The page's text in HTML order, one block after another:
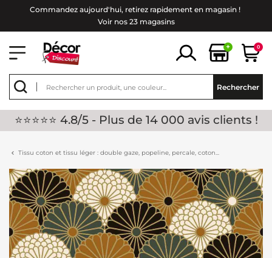
Commandez aujourd'hui, retirez rapidement en magasin !
Voir nos 23 magasins
+ 0
Rechercher
⭐⭐⭐⭐⭐ 4.8/5 - Plus de 14 000 avis clients !
Tissu coton et tissu léger : double gaze, popeline, percale, coton...